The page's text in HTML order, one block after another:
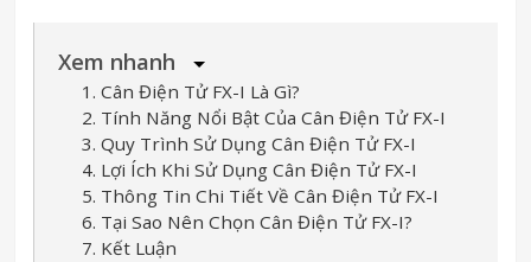
Xem nhanh
1. Cân Điện Tử FX-I Là Gì?
2. Tính Năng Nổi Bật Của Cân Điện Tử FX-I
3. Quy Trình Sử Dụng Cân Điện Tử FX-I
4. Lợi Ích Khi Sử Dụng Cân Điện Tử FX-I
5. Thông Tin Chi Tiết Về Cân Điện Tử FX-I
6. Tại Sao Nên Chọn Cân Điện Tử FX-I?
7. Kết Luận